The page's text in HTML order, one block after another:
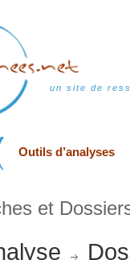
un site de
Outils d’analyses
et